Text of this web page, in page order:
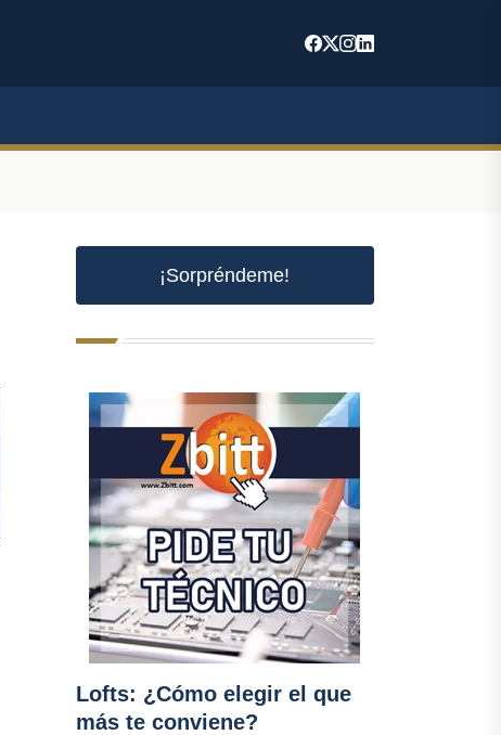
¡Sorpréndeme!
Lofts: ¿Cómo elegir el que
más te conviene?